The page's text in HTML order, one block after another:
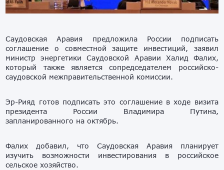
Саудовская Аравия предложила России подписать
соглашение о совместной защите инвестиций, заявил
министр энергетики Саудовской Аравии Халид Фалих,
который также является сопредседателем российско-
саудовской межправительственной комиссии.
Эр-Рияд готов подписать это соглашение в ходе визита
президента России Владимира Путина,
запланированного на октябрь.
Фалих добавил, что Саудовская Аравия планирует
изучить возможности инвестирования в российское
сельское хозяйство.